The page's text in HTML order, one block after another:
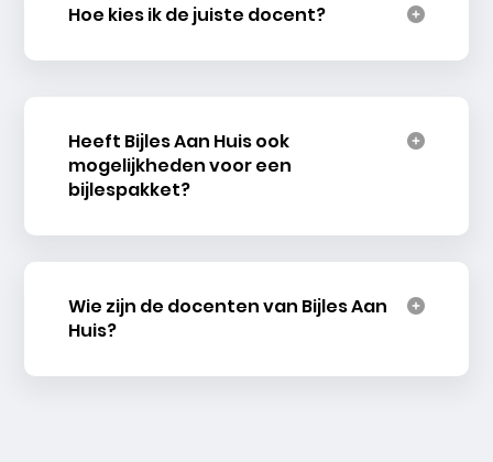
Hoe kies ik de juiste docent?
Heeft Bijles Aan Huis ook
mogelijkheden voor een
bijlespakket?
Wie zijn de docenten van Bijles Aan
Huis?